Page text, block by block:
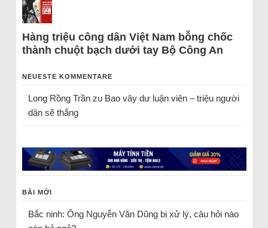
Hàng triệu công dân Việt Nam bỗng chốc
thành chuột bạch dưới tay Bộ Công An
NEUESTE KOMMENTARE
Long Rồng Trầnzu Bao vây dư luận viên – triệu người
dân sẽ thắng
BÀI MỚI
Bắc ninh: Ông Nguyễn Văn Dũng bị xử lý, câu hỏi nào